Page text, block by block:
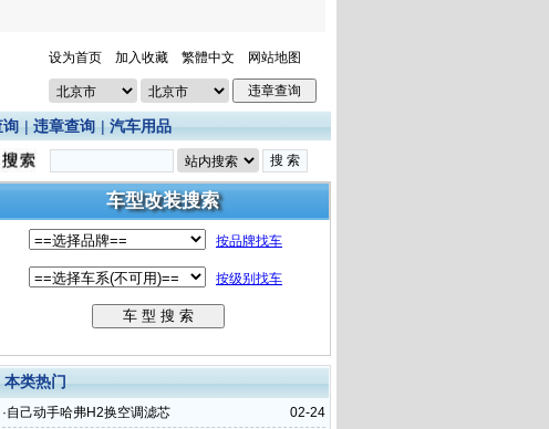
设为首页 加入收藏 繁體中文 网站地图
询 |违章查询 |汽车用品
本类热门
02-24
·自己动手哈弗H2换空调滤芯